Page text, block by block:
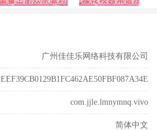
广州佳佳乐网络科技有限公司
EEF39CB0129B1FC462AE50FBF087A34E
com.jjle.lmnymnq.vivo
简体中文